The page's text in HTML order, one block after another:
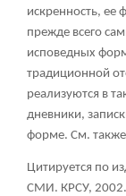
искренность, ее
прежде всего
исповедных
традиционной
реализуются в
дневники,
форме. См.
Цитируется по
СМИ. КРСУ, 2002.